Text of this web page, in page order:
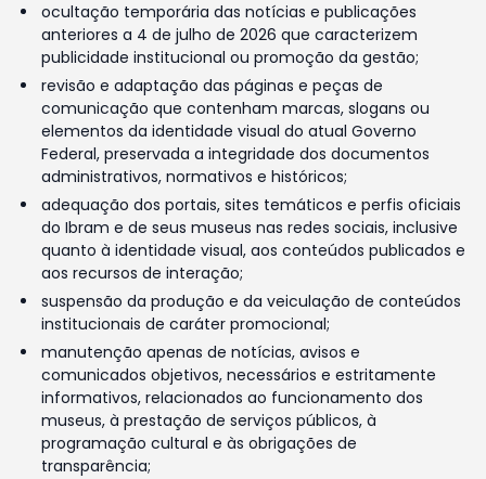
ocultação temporária das notícias e publicações
anteriores a 4 de julho de 2026 que caracterizem
publicidade institucional ou promoção da gestão;
revisão e adaptação das páginas e peças de
comunicação que contenham marcas, slogans ou
elementos da identidade visual do atual Governo
Federal, preservada a integridade dos documentos
administrativos, normativos e históricos;
adequação dos portais, sites temáticos e perfis oficiais
do Ibram e de seus museus nas redes sociais, inclusive
quanto à identidade visual, aos conteúdos publicados e
aos recursos de interação;
suspensão da produção e da veiculação de conteúdos
institucionais de caráter promocional;
manutenção apenas de notícias, avisos e
comunicados objetivos, necessários e estritamente
informativos, relacionados ao funcionamento dos
museus, à prestação de serviços públicos, à
programação cultural e às obrigações de
transparência;